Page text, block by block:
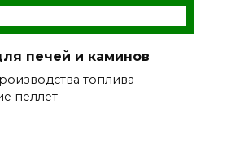
печей и каминов
топлива
пеллет